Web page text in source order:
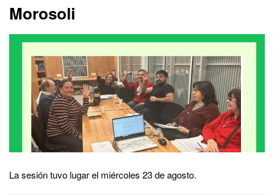
Morosoli
La sesión tuvo lugar el miércoles 23 de agosto.